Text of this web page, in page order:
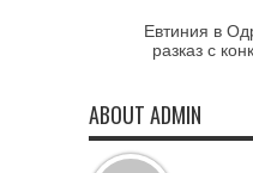
Евтиния в
разказ с
ABOUT ADMIN